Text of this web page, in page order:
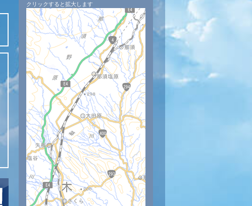
クリックすると拡大します